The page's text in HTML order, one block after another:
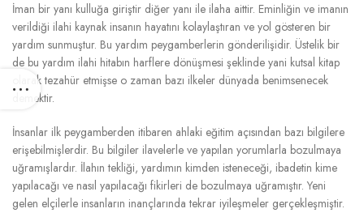
İman bir yanı kulluğa giriştir diğer yanı ile ilaha aittir. Eminliğin ve imanın
verildiği ilahi kaynak insanın hayatını kolaylaştıran ve yol gösteren bir
yardım sunmuştur. Bu yardım peygamberlerin gönderilişidir. Üstelik bir
de bu yardım ilahi hitabın harflere dönüşmesi şeklinde yani kutsal kitap
olarak tezahür etmişse o zaman bazı ilkeler dünyada benimsenecek
demektir.
İnsanlar ilk peygamberden itibaren ahlaki eğitim açısından bazı bilgilere
erişebilmişlerdir. Bu bilgiler ilavelerle ve yapılan yorumlarla bozulmaya
uğramışlardır. İlahın tekliği, yardımın kimden isteneceği, ibadetin kime
yapılacağı ve nasıl yapılacağı fikirleri de bozulmaya uğramıştır. Yeni
gelen elçilerle insanların inançlarında tekrar iyileşmeler gerçekleşmiştir.